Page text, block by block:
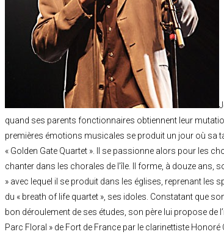
quand ses parents fonctionnaires obtiennent leur
premières émotions musicales se produit un jour où sa
« Golden Gate Quartet ». Il se passionne alors pour les
chanter dans les chorales de l’île. Il forme, à douze ans,
» avec lequel il se produit dans les églises, reprenant les
du « breath of life quartet », ses idoles. Constatant que
bon déroulement de ses études, son père lui propose de
Parc Floral » de Fort de France par le clarinettiste Honoré